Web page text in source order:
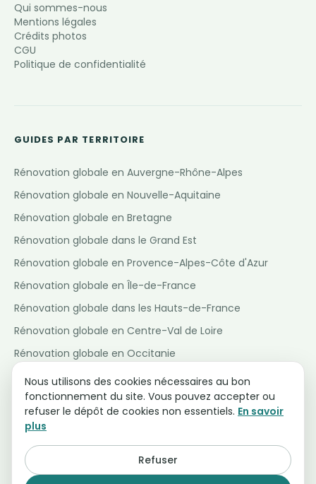
Qui sommes-nous
Mentions légales
Crédits photos
CGU
Politique de confidentialité
GUIDES PAR TERRITOIRE
Rénovation globale en Auvergne-Rhône-Alpes
Rénovation globale en Nouvelle-Aquitaine
Rénovation globale en Bretagne
Rénovation globale dans le Grand Est
Rénovation globale en Provence-Alpes-Côte d'Azur
Rénovation globale en Île-de-France
Rénovation globale dans les Hauts-de-France
Rénovation globale en Centre-Val de Loire
Rénovation globale en Occitanie
Rénovation globale en Pays de la Loire
Rénovation globale en Normandie
Rénovation globale en Bourgogne-Franche-Comté
© 2026 Assistant Renov · Tous droits réservés.
Nous utilisons des cookies nécessaires au bon
fonctionnement du site. Vous pouvez accepter ou
refuser le dépôt de cookies non essentiels. En savoir
plus
Refuser